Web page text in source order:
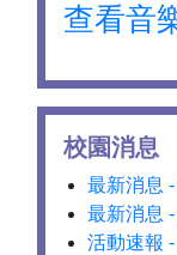
查看音
校園消息
最新消息
最新消息
活動速報